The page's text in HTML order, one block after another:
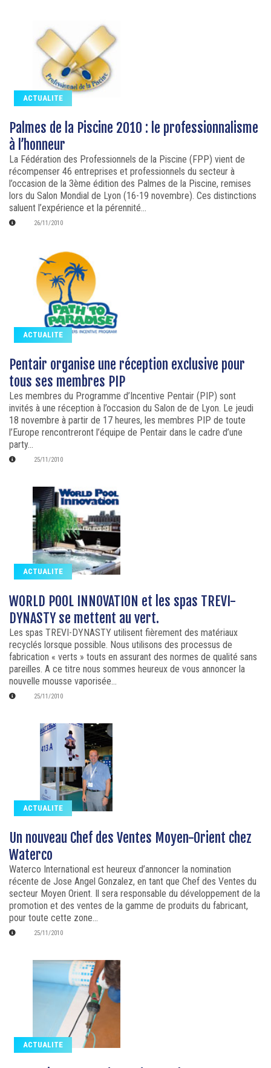
ACTUALITE
Palmes de la Piscine 2010 : le professionnalisme
à l’honneur
La Fédération des Professionnels de la Piscine (FPP) vient de
récompenser 46 entreprises et professionnels du secteur à
l’occasion de la 3ème édition des Palmes de la Piscine, remises
lors du Salon Mondial de Lyon (16-19 novembre). Ces distinctions
saluent l’expérience et la pérennité...
26/11/2010
ACTUALITE
Pentair organise une réception exclusive pour
tous ses membres PIP
Les membres du Programme d’Incentive Pentair (PIP) sont
invités à une réception à l’occasion du Salon de de Lyon. Le jeudi
18 novembre à partir de 17 heures, les membres PIP de toute
l’Europe rencontreront l’équipe de Pentair dans le cadre d’une
party...
25/11/2010
ACTUALITE
WORLD POOL INNOVATION et les spas TREVI-
DYNASTY se mettent au vert.
Les spas TREVI-DYNASTY utilisent fièrement des matériaux
recyclés lorsque possible. Nous utilisons des processus de
fabrication « verts » touts en assurant des normes de qualité sans
pareilles. A ce titre nous sommes heureux de vous annoncer la
nouvelle mousse vaporisée...
25/11/2010
ACTUALITE
Un nouveau Chef des Ventes Moyen-Orient chez
Waterco
Waterco International est heureux d’annoncer la nomination
récente de Jose Angel Gonzalez, en tant que Chef des Ventes du
secteur Moyen Orient. Il sera responsable du développement de la
promotion et des ventes de la gamme de produits du fabricant,
pour toute cette zone...
25/11/2010
ACTUALITE